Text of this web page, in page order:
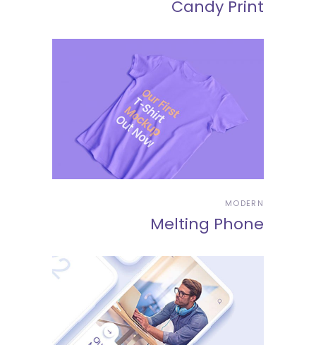
Candy Print
MODERN
Melting Phone